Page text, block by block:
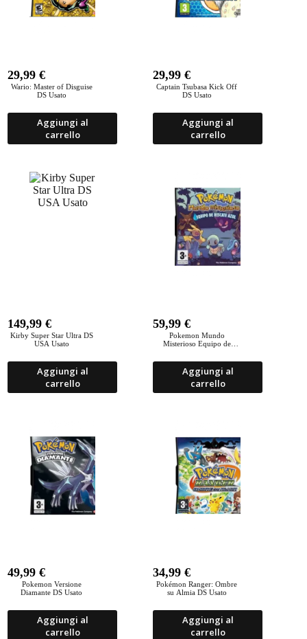
Wario: Master of Disguise
DS Usato
29,99€
Aggiungi al
carrello
Captain Tsubasa Kick Off
DS Usato
29,99€
Aggiungi al
carrello
Kirby Super Star Ultra DS
USA Usato
149,99€
Aggiungi al
carrello
Pokemon Mundo
Misterioso Equipo de
59,99€
Aggiungi al
carrello
Pokemon Versione
Diamante DS Usato
49,99€
Aggiungi al
carrello
Pokémon Ranger: Ombre
su Almia DS Usato
34,99€
Aggiungi al
carrello